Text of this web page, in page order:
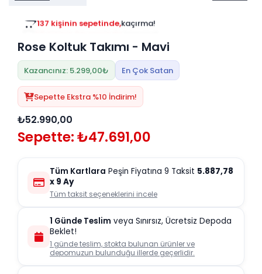
40 kişinin favorisinde,kaçırma!
Rose Koltuk Takımı - Mavi
Kazancınız: 5.299,00₺ En Çok Satan
Sepette Ekstra %10 İndirim!
₺52.990,00
Sepette: ₺47.691,00
Tüm Kartlara Peşin Fiyatına 9 Taksit 5.887,78
x 9 Ay
Tüm taksit seçeneklerini incele
1 Günde Teslim veya Sınırsız, Ücretsiz Depoda
Beklet!
1 günde teslim, stokta bulunan ürünler ve
depomuzun bulunduğu illerde geçerlidir.
Üniteleri/Sehpaları
Orta Sehpa
Zigon Sehpa
Orta Puflar
Baza
Çalışma Masası
Duvar Rafı
Kitaplık
Masa Setleri
Tablo